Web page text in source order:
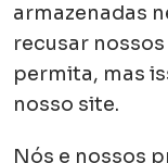
armazenadas
recusar
permita, mas
nosso site.
Nós e nossos